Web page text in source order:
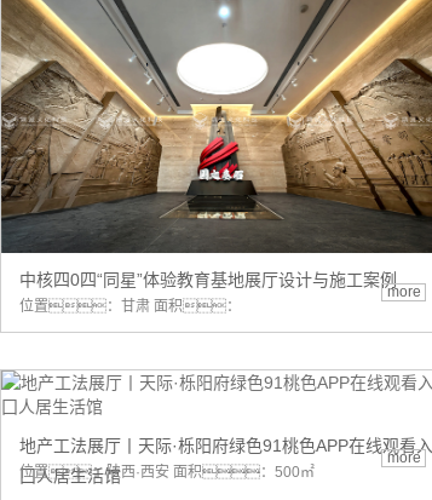
中核四0四“同星”体验教育基地展厅设计与施工案例
位置：甘肃 面积：
more
地产工法展厅丨天际·栎阳府绿色91桃色APP在线观看入
囗人居生活馆
位置：陕西·西安 面积：500㎡
more